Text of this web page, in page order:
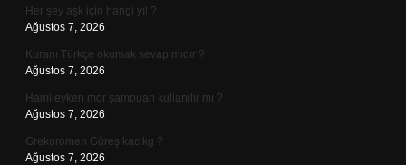
Her şey aşk için hangi yıl ?
Ağustos 7, 2026
Kuranı Türkçe okumak sevap mıdır ?
Ağustos 7, 2026
Hamileyken mor şampuan kullanılır mı ?
Ağustos 7, 2026
Grekoromen Güreş kac kg ?
Ağustos 7, 2026